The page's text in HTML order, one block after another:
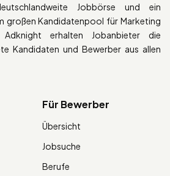
Jobbörse und ein
großen Kandidatenpool für Marketing
erhalten Jobanbieter die
Kandidaten und Bewerber aus allen
Für Bewerber
Übersicht
Jobsuche
Berufe